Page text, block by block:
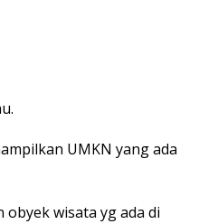
UMKN yang ada
wisata yg ada di